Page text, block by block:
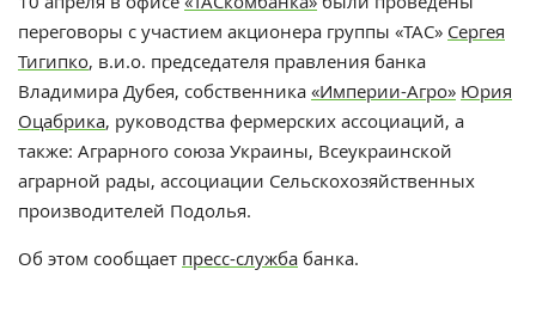
переговоры с участием акционера группы «ТАС» Сергея
Тигипко, в.и.о. председателя правления банка
Владимира Дубея, собственника «Империи-Агро» Юрия
Оцабрика, руководства фермерских ассоциаций, а
также: Аграрного союза Украины, Всеукраинской
аграрной рады, ассоциации Сельскохозяйственных
производителей Подолья.
Об этом сообщает пресс-служба банка.